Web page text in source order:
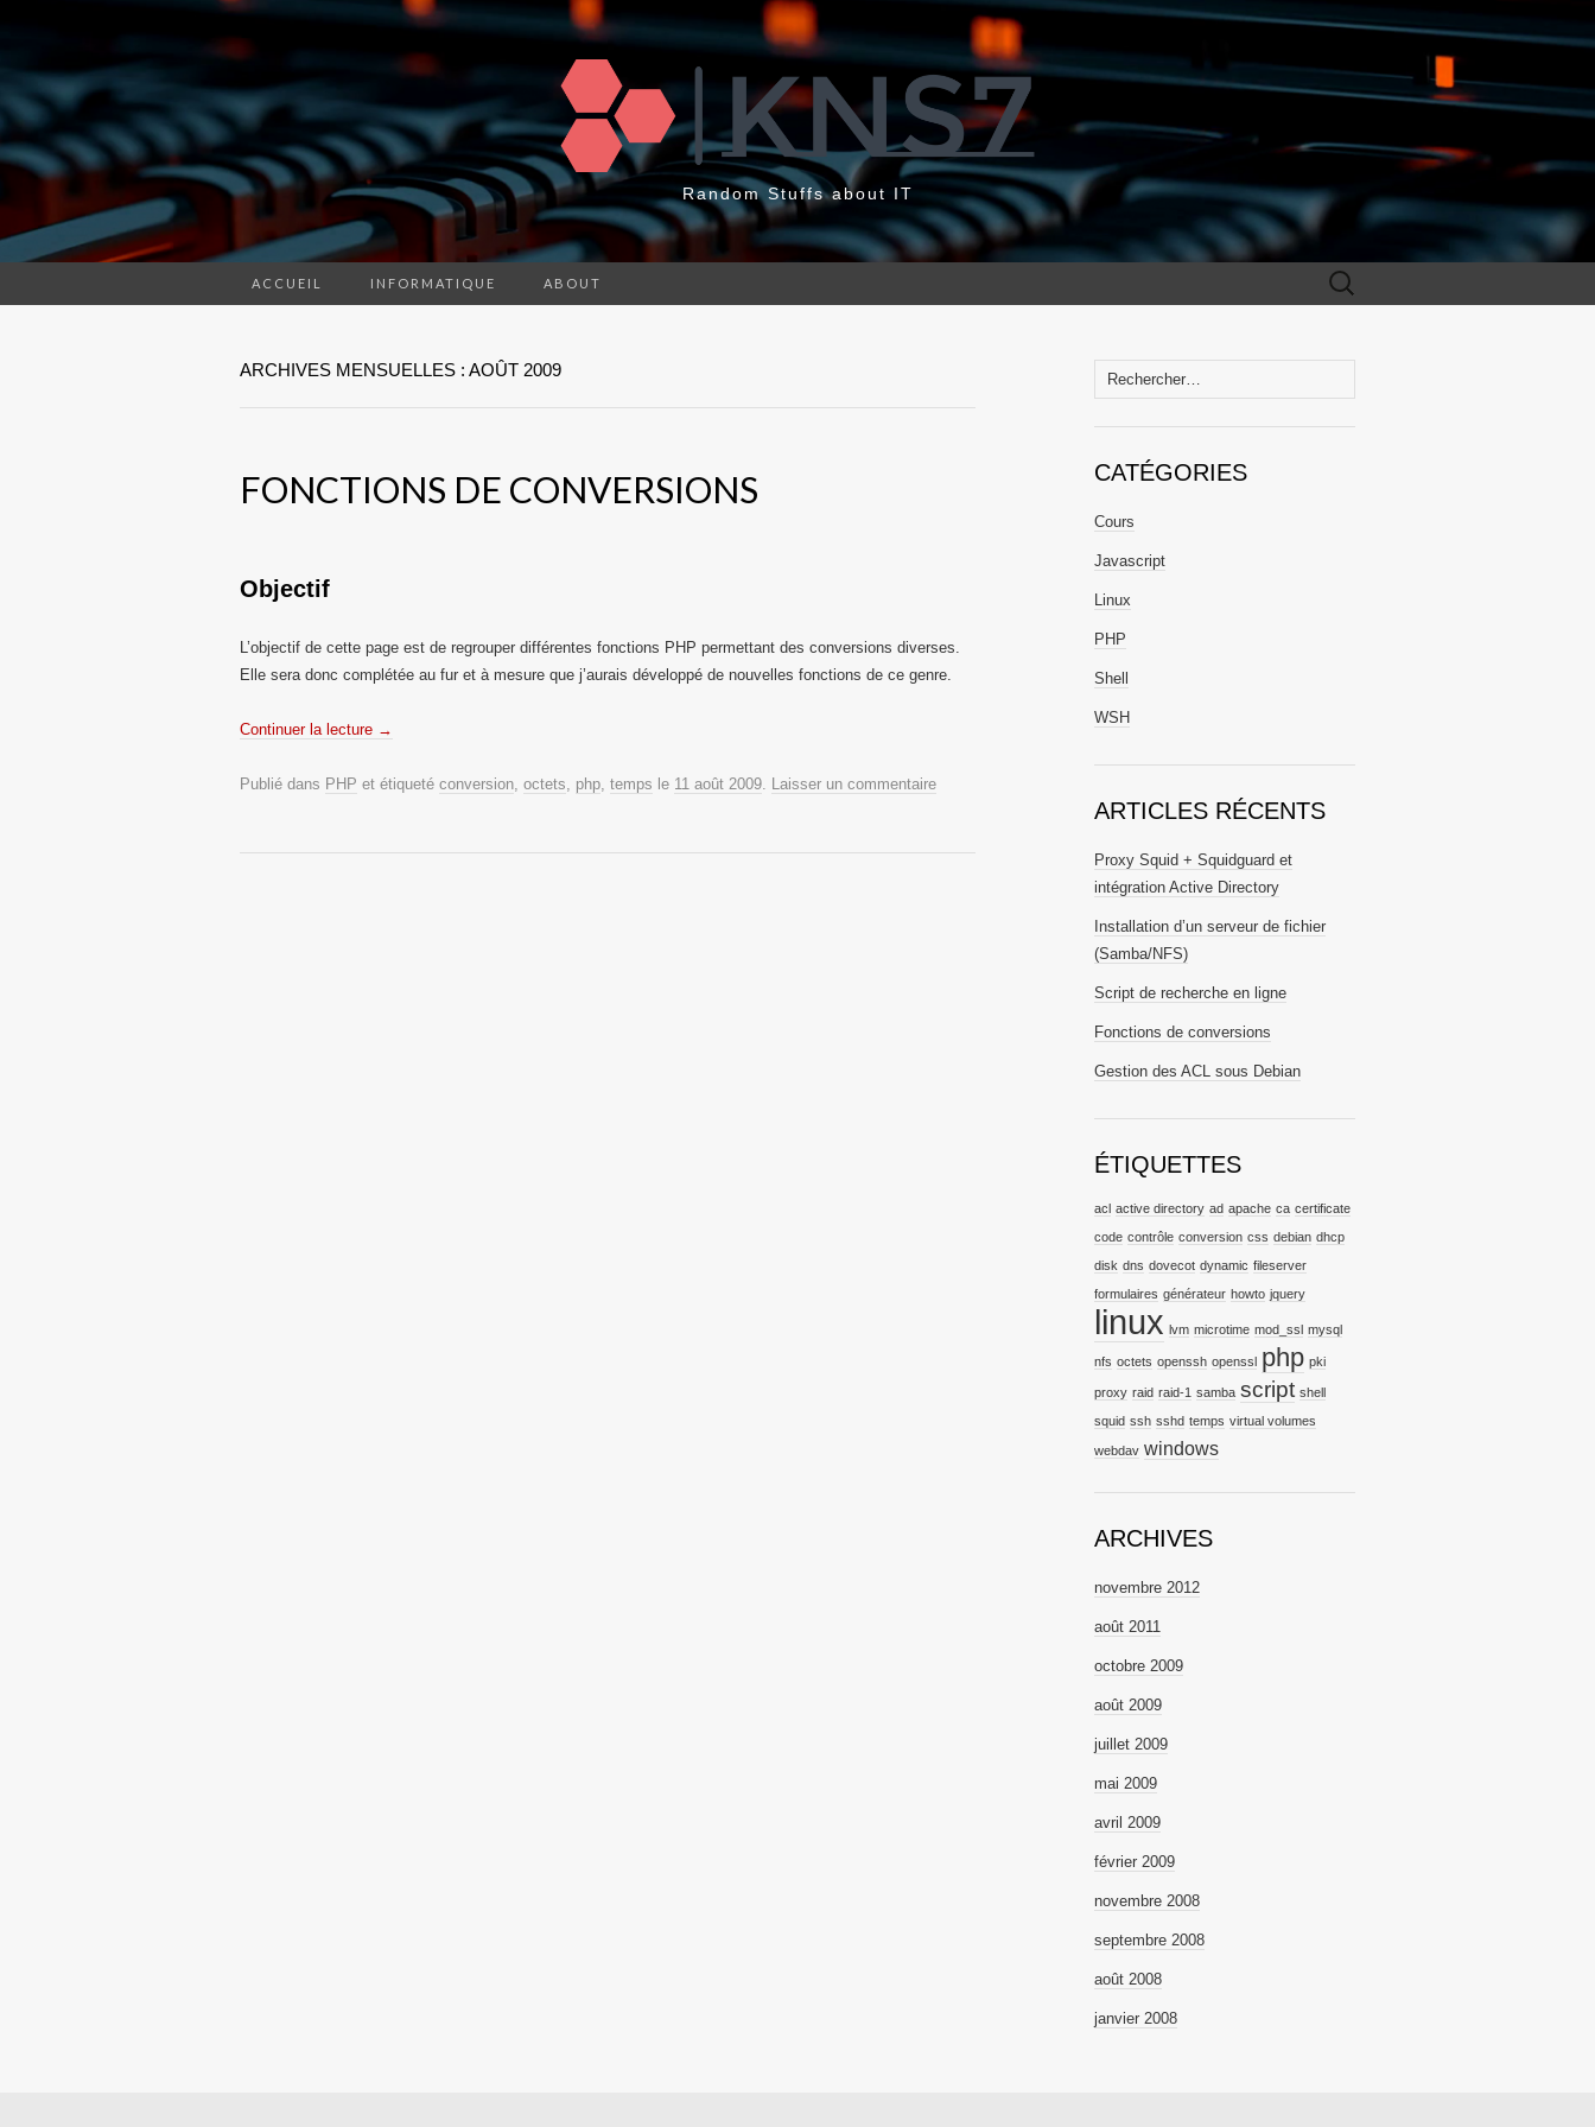
Random Stuffs about IT
ACCUEIL INFORMATIQUE ABOUT Rechercher :
ARCHIVES MENSUELLES : AOÛT 2009
FONCTIONS DE CONVERSIONS
Objectif
L’objectif de cette page est de regrouper différentes fonctions PHP permettant des conversions diverses.
Elle sera donc complétée au fur et à mesure que j’aurais développé de nouvelles fonctions de ce genre.
Continuer la lecture →
Publié dans PHP et étiqueté conversion octets php temps le 11 août 2009 Laisser un commentaire
Rechercher :
CATÉGORIES
Cours
Javascript
Linux
PHP
Shell
WSH
ARTICLES RÉCENTS
Proxy Squid + Squidguard et
intégration Active Directory
Installation d’un serveur de fichier
(Samba/NFS)
Script de recherche en ligne
Fonctions de conversions
Gestion des ACL sous Debian
ÉTIQUETTES
acl active directory ad apache ca certificate
code contrôle conversion css debian dhcp
disk dns dovecot dynamic fileserver
formulaires générateur howto jquery
linux lvm microtime mod_ssl mysql
nfs octets openssh openssl php pki
proxy raid raid-1 samba script shell
squid ssh sshd temps virtual volumes
webdav windows
ARCHIVES
novembre 2012
août 2011
octobre 2009
août 2009
juillet 2009
mai 2009
avril 2009
février 2009
novembre 2008
septembre 2008
août 2008
janvier 2008